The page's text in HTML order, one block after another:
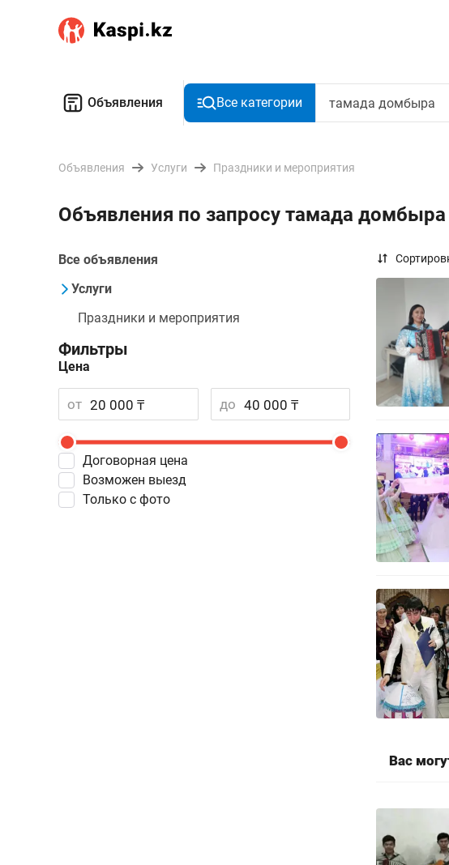
Объявления Все категории
Объявления Услуги Праздники и мероприятия
Объявления по запросу тамада домбыра
Все объявления
Услуги
Праздники и мероприятия
Фильтры
Цена
от до
Договорная цена
Возможен выезд
Только с фото
Вас